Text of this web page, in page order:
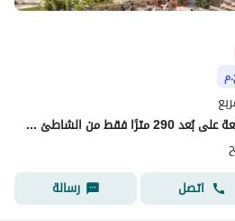
شقة أرضية مزدوجة بإطلالة رائعة على بُعد 290 مترًا فقط من الشاطئ - مساحة 185 مترًا - موقع مميز للغاية - غرفة مربية
اتصل رسالة